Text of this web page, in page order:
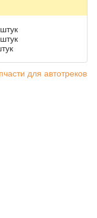
для автотреков